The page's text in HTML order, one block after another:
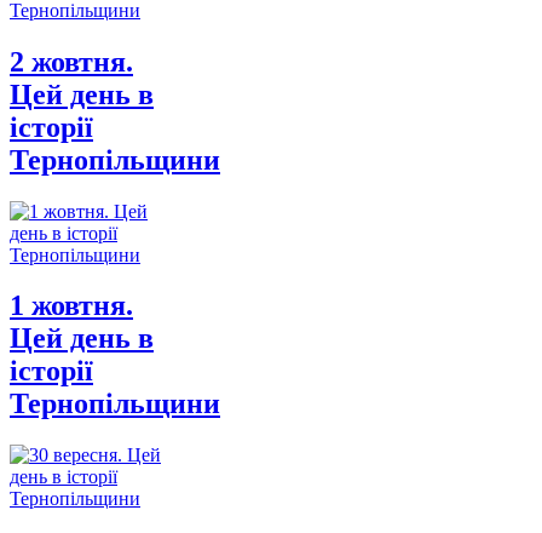
2 жовтня.
Цей день в
історії
Тернопільщини
1 жовтня.
Цей день в
історії
Тернопільщини